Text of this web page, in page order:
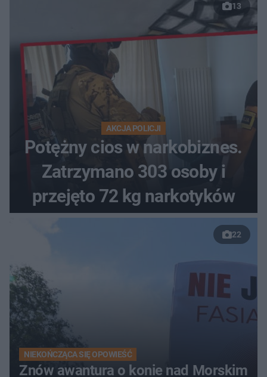
13
AKCJA POLICJI
Potężny cios w narkobiznes.
Zatrzymano 303 osoby i
przejęto 72 kg narkotyków
22
NIEKOŃCZĄCA SIĘ OPOWIEŚĆ
Znów awantura o konie nad Morskim